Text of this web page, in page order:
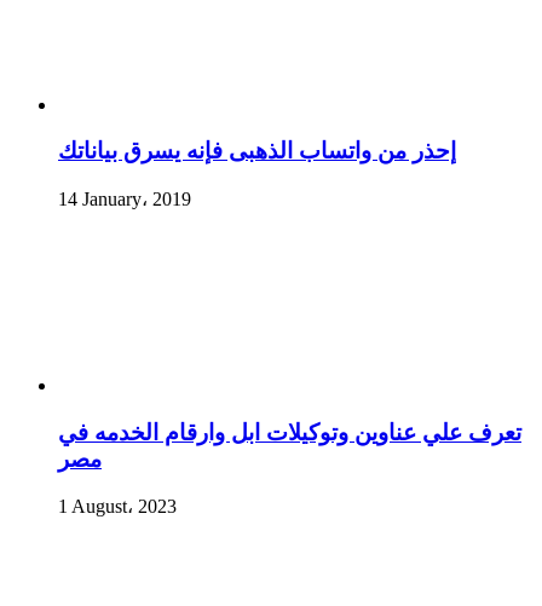
إحذر من واتساب الذهبى فإنه يسرق بياناتك
14 January، 2019
تعرف علي عناوين وتوكيلات ابل وارقام الخدمه في
مصر
1 August، 2023